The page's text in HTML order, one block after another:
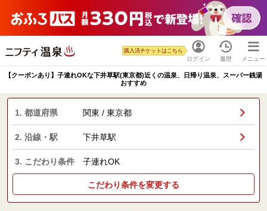
ログイン
購入済チケットはこちら
履歴 メニュー
【クーポンあり】子連れOKな下井草駅(東京都)近くの温泉、日帰り温泉、スーパー銭湯
おすすめ
1. 都道府県 関東 / 東京都
2. 沿線・駅 下井草駅
3. こだわり条件 子連れOK
こだわり条件を変更する